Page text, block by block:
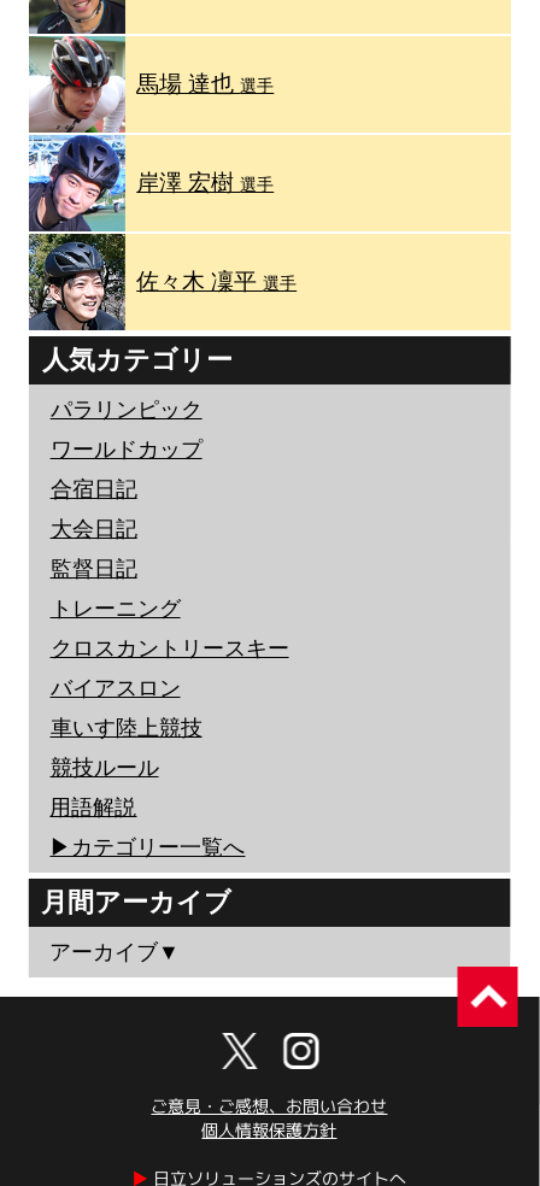
馬場 達也選手
岸澤 宏樹選手
佐々木 凜平選手
人気カテゴリー
パラリンピック
ワールドカップ
合宿日記
大会日記
監督日記
トレーニング
クロスカントリースキー
バイアスロン
車いす陸上競技
競技ルール
用語解説
▶︎カテゴリー一覧へ
月間アーカイブ
アーカイブ▼
ご意見・ご感想、お問い合わせ
個人情報保護方針
▶︎ 日立ソリューションズのサイトへ